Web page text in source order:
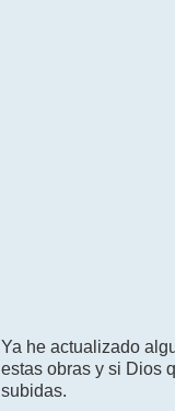
Ya he actualizado
estas obras y si Dios
subidas.